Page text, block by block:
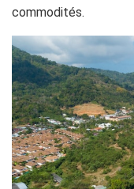
commodités.